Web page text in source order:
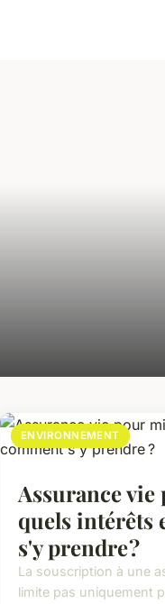
ENVIRONNEMENT
Assurance
quels intérêts
s'y prendre ?
La souscription à une
limite pas uniquement